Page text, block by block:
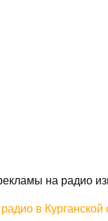
на радио
в Курганской